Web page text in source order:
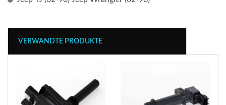
VERWANDTE PRODUKTE